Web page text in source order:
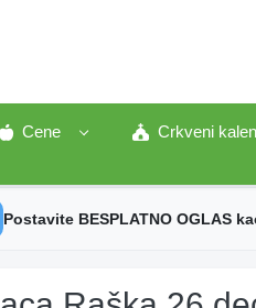
Cene Crkveni
Postavite BESPLATNO OGLAS